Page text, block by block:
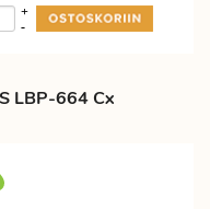
-
+
LBP-664 Cx